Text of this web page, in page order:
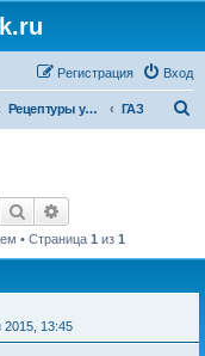
Вход
Регистрация
Рецептуры участников (архив) ГАЗ
Поиск
• Страница 1 из 1
2015, 13:45